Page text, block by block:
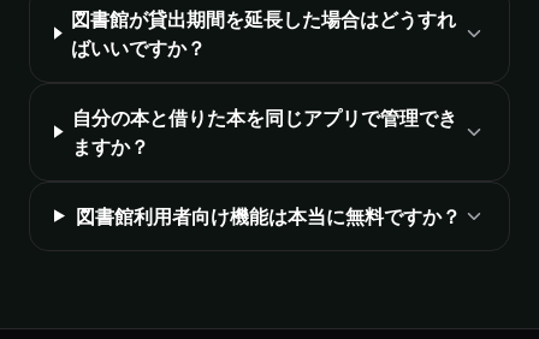
図書館が貸出期間を延長した場合はどうすれ
ばいいですか？
自分の本と借りた本を同じアプリで管理でき
ますか？
図書館利用者向け機能は本当に無料ですか？